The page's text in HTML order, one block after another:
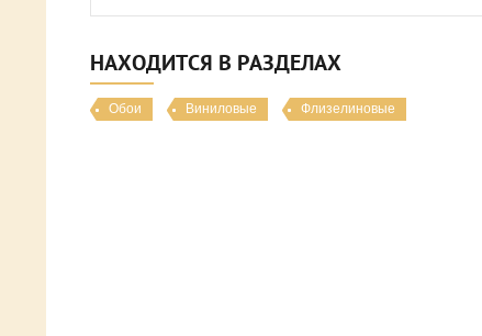
НАХОДИТСЯ В РАЗДЕЛАХ
Обои Виниловые Флизелиновые